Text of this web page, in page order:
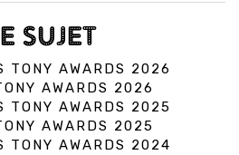
SUJET
TONY AWARDS 2026
AWARDS 2026
TONY AWARDS 2025
AWARDS 2025
TONY AWARDS 2024